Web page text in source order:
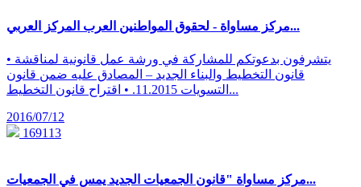
مركز مساواة - لحقوق المواطنين العرب المركز العربي...
يتشرفون بدعوتكم للمشاركة في ورشة عمل قانونية لمناقشة •
قانون التخطيط والبناء الجديد – المصادق عليه ضمن قانون
التسويات 11.2015. • اقتراح قانون التخطيط...
2016/07/12
169113
مركز مساواة "قانون الجمعيات الجديد يمس في الجمعيات...